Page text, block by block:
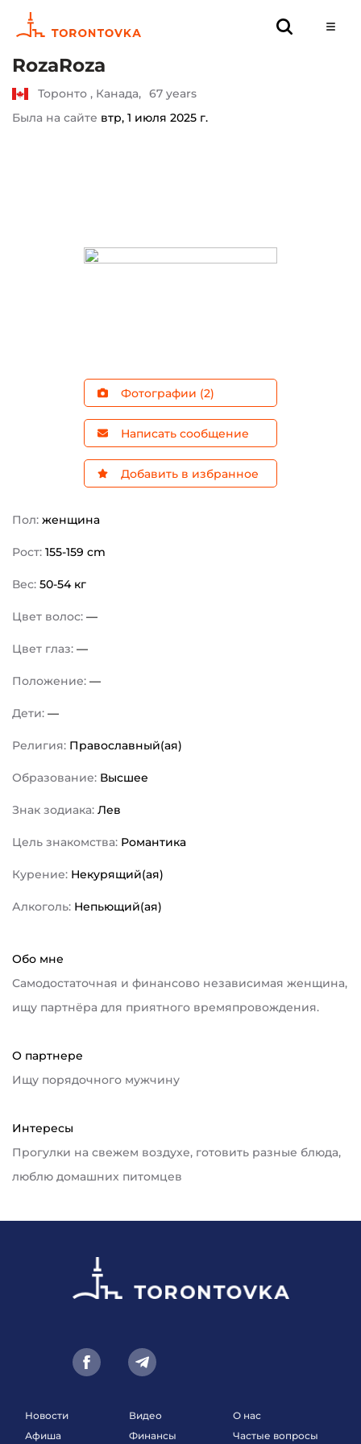
RozaRoza
Торонто , Канада, 67 years
Была на сайте втр, 1 июля 2025 г.
Фотографии (2)
Написать сообщение
Добавить в избранное
Пол: женщина
Рост: 155-159 cm
Вес: 50-54 кг
Цвет волос: —
Цвет глаз: —
Положение: —
Дети: —
Религия: Православный(ая)
Образование: Высшее
Знак зодиака: Лев
Цель знакомства: Романтика
Курение: Некурящий(ая)
Алкоголь: Непьющий(ая)
Обо мне
Самодостаточная и финансово независимая женщина,
ищу партнёра для приятного времяпровождения.
О партнере
Ищу порядочного мужчину
Интересы
Прогулки на свежем воздухе, готовить разные блюда,
люблю домашних питомцев
Новости
Афиша
Видео
Финансы
О нас
Частые вопросы